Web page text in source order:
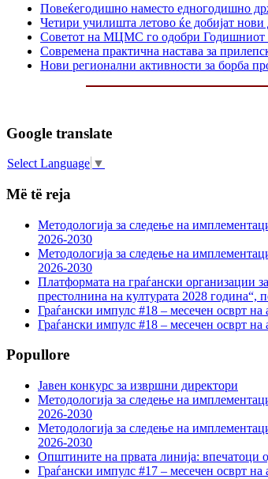
Повеќегодишно наместо едногодишнo
Четири училишта летово ќе добијат нови
Советот на МЦМС го одобри Годишниот
Современа практична настава за
Нови регионални активности за борба
Google translate
Select Language ▼
Më të reja
Методологија за следење на
2026-2030
Методологија за следење на
2026-2030
Платформата на граѓански организации
престолнина на културата 2028 година“,
Граѓански импулс #18 – месечен осврт на
Граѓански импулс #18 – месечен осврт на
Popullore
Јавен конкурс за извршни директори
Методологија за следење на
2026-2030
Методологија за следење на
2026-2030
Општините на првата линија: впечатоци
Граѓански импулс #17 – месечен осврт на